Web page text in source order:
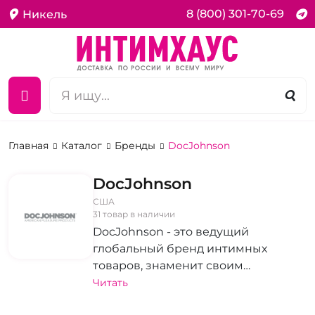
Никель 8 (800) 301-70-69
Главная Каталог Бренды DocJohnson
DocJohnson
США
31 товар в наличии
DocJohnson - это ведущий
глобальный бренд интимных
товаров, знаменит своим
новаторством и качественной
Читать